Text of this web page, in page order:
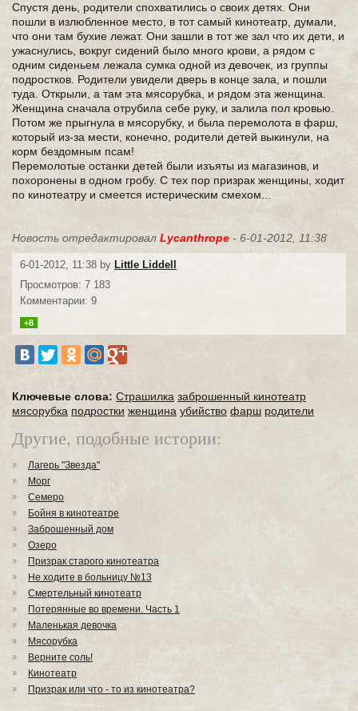
Спустя день, родители спохватились о своих детях. Они
пошли в излюбленное место, в тот самый кинотеатр, думали,
что они там бухие лежат. Они зашли в тот же зал что их дети, и
ужаснулись, вокруг сидений было много крови, а рядом с
одним сиденьем лежала сумка одной из девочек, из группы
подростков. Родители увидели дверь в конце зала, и пошли
туда. Открыли, а там эта мясорубка, и рядом эта женщина.
Женщина сначала отрубила себе руку, и залила пол кровью.
Потом же прыгнула в мясорубку, и была перемолота в фарш,
который из-за мести, конечно, родители детей выкинули, на
корм бездомным псам!
Перемолотые останки детей были изъяты из магазинов, и
похоронены в одном гробу. С тех пор призрак женщины, ходит
по кинотеатру и смеется истерическим смехом...
Новость отредактировал Lycanthrope - 6-01-2012, 11:38
6-01-2012, 11:38 by Little Liddell
Просмотров: 7 183
Комментарии: 9
+8
Ключевые слова: Страшилка заброшенный кинотеатр
мясорубка подростки женщина убийство фарш родители
Другие, подобные истории:
Лагерь "Звезда"
Морг
Семеро
Бойня в кинотеатре
Заброшенный дом
Озеро
Призрак старого кинотеатра
Не ходите в больницу №13
Смертельный кинотеатр
Потерянные во времени. Часть 1
Маленькая девочка
Мясорубка
Верните соль!
Кинотеатр
Призрак или что - то из кинотеатра?